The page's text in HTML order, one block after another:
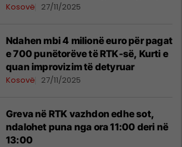
28 ditë me vonesë
Kosovë 27/11/2025
Ndahen mbi 4 milionë euro për pagat
e 700 punëtorëve të RTK-së, Kurti e
quan improvizim të detyruar
Kosovë 27/11/2025
Greva në RTK vazhdon edhe sot,
ndalohet puna nga ora 11:00 deri në
13:00